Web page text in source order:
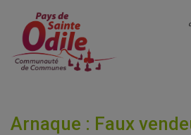
Arnaque : Faux